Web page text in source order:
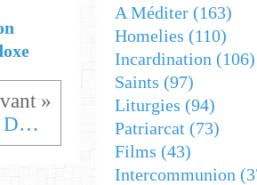
Calendrier liturgique DU 1er avril au 7 avril
A Méditer (163)
Homelies (110)
Incardination (106)
Saints (97)
Liturgies (94)
Patriarcat (73)
Films (43)
Intercommunion